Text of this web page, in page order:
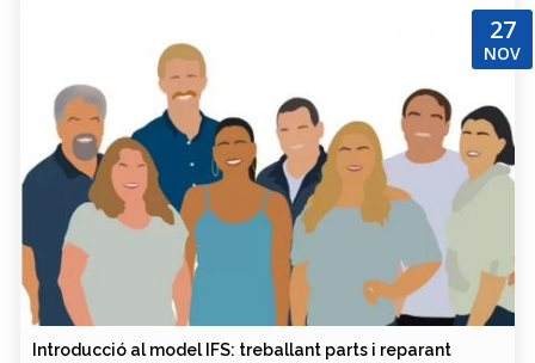
27
NOV
Introducció al model IFS: treballant parts i reparant